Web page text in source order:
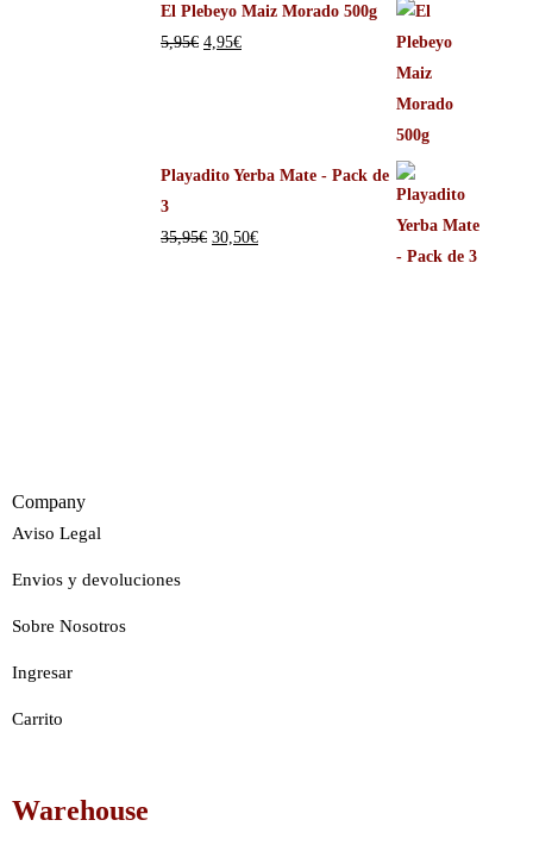
El Plebeyo Maiz Morado 500g
5,95€ 4,95€
Playadito Yerba Mate - Pack de
3
35,95€ 30,50€
Company
Aviso Legal
Envios y devoluciones
Sobre Nosotros
Ingresar
Carrito
Warehouse